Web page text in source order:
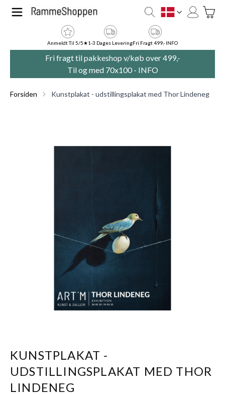
Skip to Content
DK
Anmeldt Til 5/5★1-3 Dages LeveringFri Fragt 499,- INFO
Fri fragt til pakkeshop v/køb over 499,-
Til og med 70x100 - INFO
Forsiden Kunstplakat - udstillingsplakat med Thor Lindeneg
KUNSTPLAKAT -
UDSTILLINGSPLAKAT MED THOR
LINDENEG